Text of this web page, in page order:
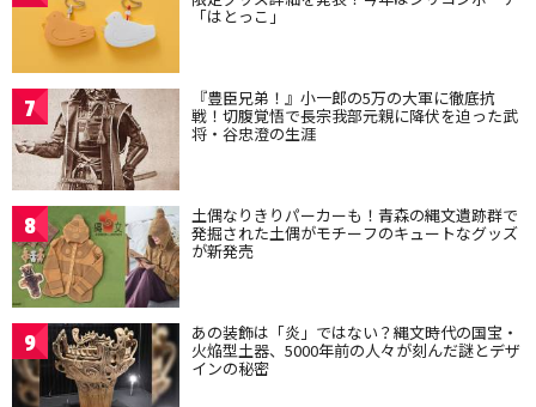
「はとっこ」
7 『豊臣兄弟！』小一郎の5万の大軍に徹底抗
戦！切腹覚悟で長宗我部元親に降伏を迫った武
将・谷忠澄の生涯
8 土偶なりきりパーカーも！青森の縄文遺跡群で
発掘された土偶がモチーフのキュートなグッズ
が新発売
9 あの装飾は「炎」ではない？縄文時代の国宝・
火焔型土器、5000年前の人々が刻んだ謎とデザ
インの秘密